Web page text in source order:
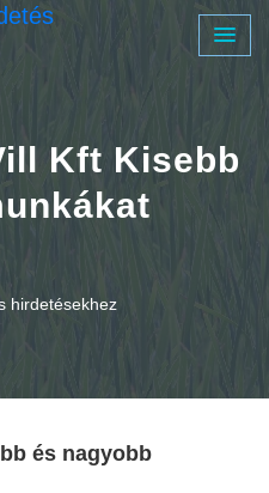
Kft Kisebb
hirdetésekhez
és nagyobb